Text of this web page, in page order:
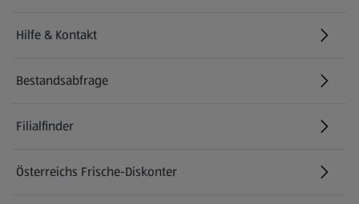
Hilfe & Kontakt
(öffnet in einem neuen Tab)
Bestandsabfrage
(öffnet in einem neuen Tab)
Filialfinder
Österreichs Frische-Diskonter